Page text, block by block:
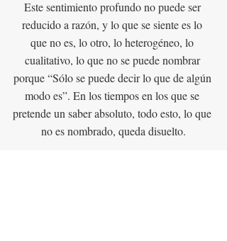
Este sentimiento profundo no puede ser
reducido a razón, y lo que se siente es lo
que no es, lo otro, lo heterogéneo, lo
cualitativo, lo que no se puede nombrar
porque “Sólo se puede decir lo que de algún
modo es”. En los tiempos en los que se
pretende un saber absoluto, todo esto, lo que
no es nombrado, queda disuelto.